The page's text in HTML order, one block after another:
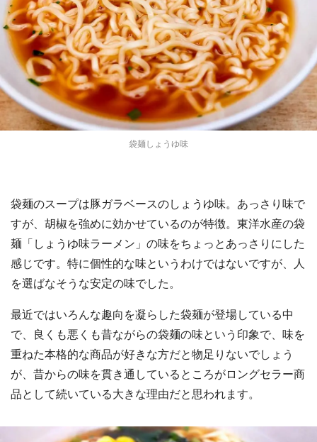
袋麺しょうゆ味
袋麺のスープは豚ガラベースのしょうゆ味。あっさり味で
すが、胡椒を強めに効かせているのが特徴。東洋水産の袋
麺「しょうゆ味ラーメン」の味をちょっとあっさりにした
感じです。特に個性的な味というわけではないですが、人
を選ばなそうな安定の味でした。
最近ではいろんな趣向を凝らした袋麺が登場している中
で、良くも悪くも昔ながらの袋麺の味という印象で、味を
重ねた本格的な商品が好きな方だと物足りないでしょう
が、昔からの味を貫き通しているところがロングセラー商
品として続いている大きな理由だと思われます。